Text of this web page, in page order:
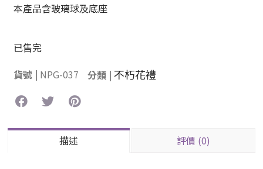
本產品含玻璃球及底座
已售完
貨號 | NPG-037 分類 |不朽花禮
描述 評價 (0)